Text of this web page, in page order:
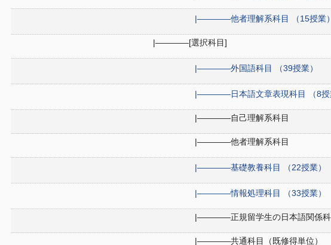
|――――他者理解系科目 （15授業）
|――――[選択科目]
|――――外国語科目 （39授業）
|――――日本語文章表現科目 （8授
|――――自己理解系科目
|――――他者理解系科目
|――――基礎教養科目 （22授業）
|――――情報処理科目 （33授業）
|――――正規留学生の日本語関係科
|――――共通科目（既修得単位）